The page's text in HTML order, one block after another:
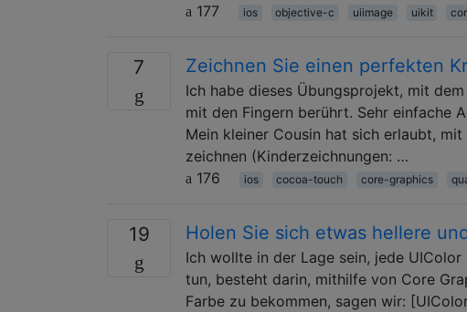
177
ios objective-c uiimage uikit
7 Zeichnen Sie einen perfekten
Ich habe dieses Übungsprojekt, mit
mit den Fingern berührt. Sehr einfache
Mein kleiner Cousin hat sich erlaubt,
zeichnen (Kinderzeichnungen: …
176
ios cocoa-touch core-graphics
19 Holen Sie sich etwas hellere
Ich wollte in der Lage sein, jede
tun, besteht darin, mithilfe von Core
Farbe zu bekommen, sagen wir: